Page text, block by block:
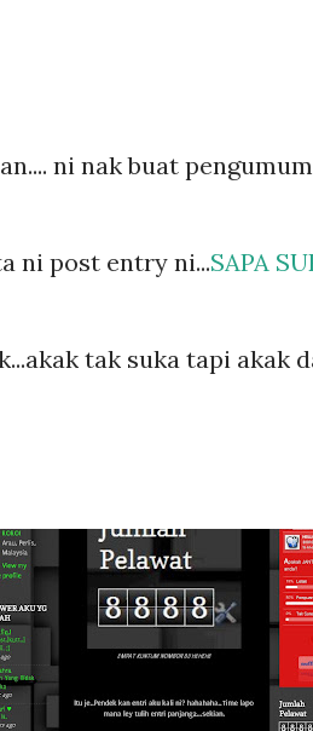
ni nak buat
ni post entry ni...SAPA
tak suka tapi akak